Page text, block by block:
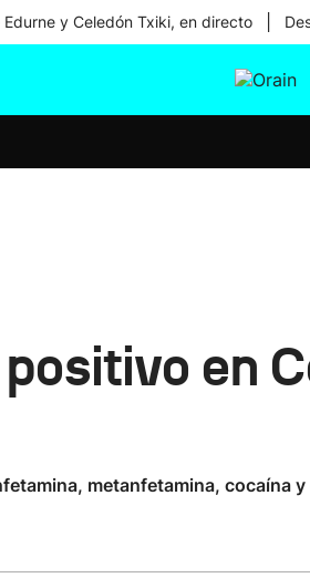
Edurne y Celedón Txiki, en directo
en
metanfetamina, cocaína